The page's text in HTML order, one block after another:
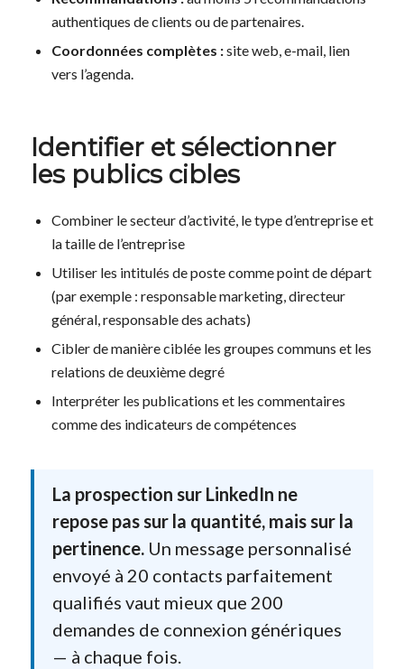
authentiques de clients ou de partenaires.
Coordonnées complètes :site web, e-mail, lien
vers l’agenda.
Identifier et sélectionner
les publics cibles
Combiner le secteur d’activité, le type d’entreprise et
la taille de l’entreprise
Utiliser les intitulés de poste comme point de départ
(par exemple : responsable marketing, directeur
général, responsable des achats)
Cibler de manière ciblée les groupes communs et les
relations de deuxième degré
Interpréter les publications et les commentaires
comme des indicateurs de compétences
La prospection sur LinkedIn ne
repose pas sur la quantité, mais sur la
pertinence.Un message personnalisé
envoyé à 20 contacts parfaitement
qualifiés vaut mieux que 200
demandes de connexion génériques
— à chaque fois.